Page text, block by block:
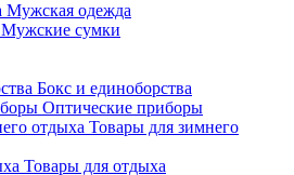
Мужская одежда
Мужские сумки
Бокс и единоборства
Оптические приборы
Товары для зимнего
Товары для отдыха